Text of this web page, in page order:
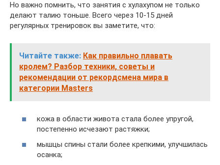
Но важно помнить, что занятия с хулахупом не только
делают талию тоньше. Всего через 10-15 дней
регулярных тренировок вы заметите, что:
Читайте также: Как правильно плавать
кролем? Разбор техники, советы и
рекомендации от рекордсмена мира в
категории Masters
кожа в области живота стала более упругой,
постепенно исчезают растяжки;
мышцы спины стали более крепкими, улучшилась
осанка;